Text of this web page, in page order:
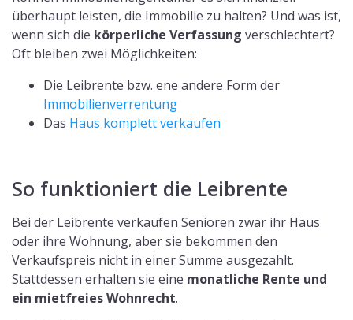
überhaupt leisten, die Immobilie zu halten? Und was ist,
wenn sich die körperliche Verfassung verschlechtert?
Oft bleiben zwei Möglichkeiten:
Die Leibrente bzw. ene andere Form der
Immobilienverrentung
Das Haus komplett verkaufen
So funktioniert die Leibrente
Bei der Leibrente verkaufen Senioren zwar ihr Haus
oder ihre Wohnung, aber sie bekommen den
Verkaufspreis nicht in einer Summe ausgezahlt.
Stattdessen erhalten sie eine monatliche Rente und
ein mietfreies Wohnrecht.